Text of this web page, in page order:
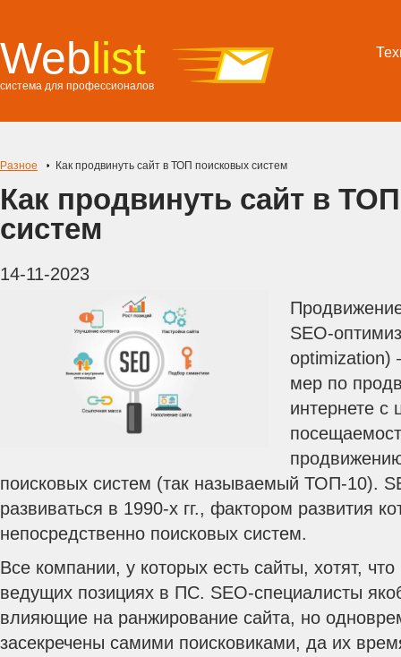
Weblist
система для профессионалов
Разное Как продвинуть сайт в ТОП поисковых систем
Как продвинуть сайт в
систем
14-11-2023
SEO-
optimization)
мер по
интернете с
поисковых систем (так называемый ТОП-10).
развиваться в 1990-х гг., фактором развития
непосредственно поисковых систем.
Все компании, у которых есть сайты, хотят,
ведущих позициях в ПС. SEO-специалисты
влияющие на ранжирование сайта, но
засекречены самими поисковиками, да их